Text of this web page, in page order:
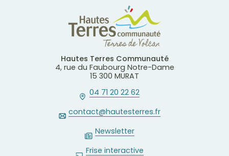
Hautes Terres Communauté
4, rue du Faubourg Notre-Dame
15 300 MURAT
04 71 20 22 62
contact@hautesterres.fr
Newsletter
Frise interactive